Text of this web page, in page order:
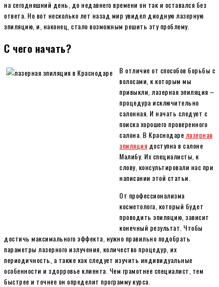
на сегодняшний день, до недавнего времени он так и оставался без
ответа. Но вот несколько лет назад мир увидел диодную лазерную
эпиляцию, и, наконец, стало возможным решить эту проблему.
С чего начать?
В отличие от способов борьбы с
волосами, к которым мы
привыкли, лазерная эпиляция –
процедура исключительно
салонная. И начать следует с
поиска хорошего проверенного
салона. В Краснодаре лазерная
эпиляция доступна в салоне
Малибу. Их специалисты, к
слову, консультировали нас при
написании этой статьи.
От профессионализма
косметолога, который будет
проводить эпиляцию, зависит
конечный результат. Чтобы
достичь максимального эффекта, нужно правильно подобрать
параметры лазерного излучения, количество процедур, их
периодичность, а также как следует изучить индивидуальные
особенности и здорровье клиента. Чем грамотнее специалист, тем
быстрее и точнее он определит программу курса.